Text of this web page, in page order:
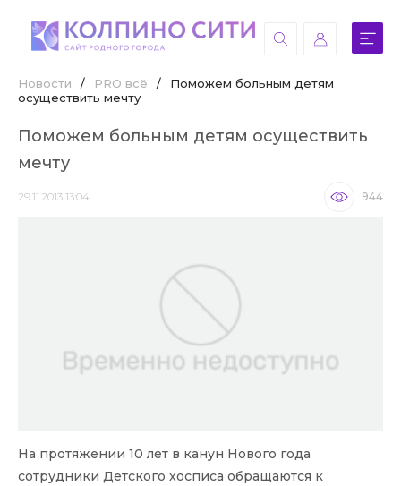
Новости / PRO всё /
Поможем больным детям
осуществить мечту
Поможем больным детям осуществить
мечту
29.11.2013 13:04 944
На протяжении 10 лет в канун Нового года
сотрудники Детского хосписа обращаются к